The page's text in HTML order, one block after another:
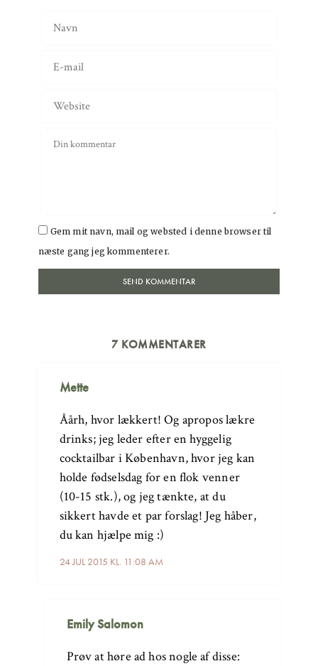
Gem mit navn, mail og websted i denne browser til
næste gang jeg kommenterer.
7 KOMMENTARER
Mette
24 JUL 2015 KL. 11:08 AM
Åårh, hvor lækkert! Og apropos lækre
drinks; jeg leder efter en hyggelig
cocktailbar i København, hvor jeg kan
holde fødselsdag for en flok venner
(10-15 stk.), og jeg tænkte, at du
sikkert havde et par forslag! Jeg håber,
du kan hjælpe mig :)
Emily Salomon
Prøv at høre ad hos nogle af disse: